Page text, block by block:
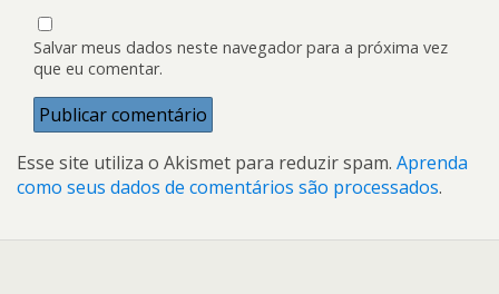
Salvar meus dados neste navegador para a próxima vez
que eu comentar.
Esse site utiliza o Akismet para reduzir spam. Aprenda
como seus dados de comentários são processados.